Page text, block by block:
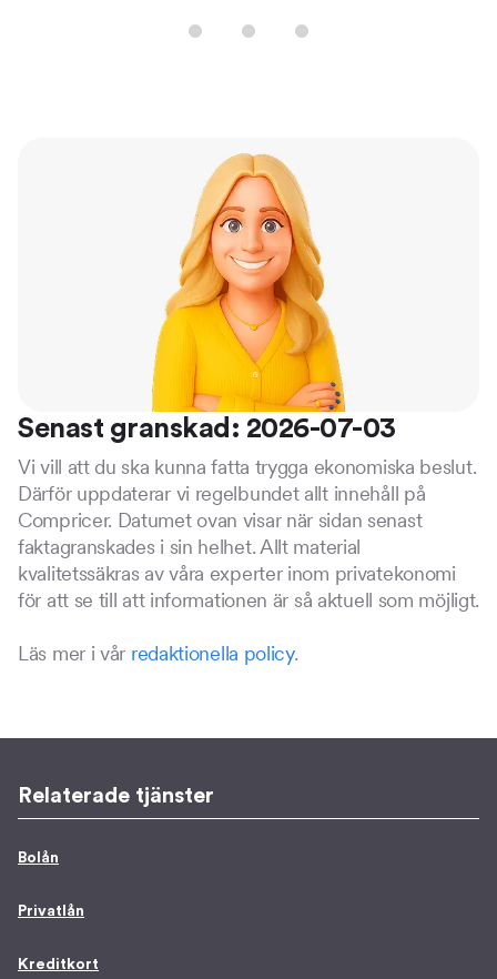
Senast granskad: 2026-07-03
Vi vill att du ska kunna fatta trygga ekonomiska beslut.
Därför uppdaterar vi regelbundet allt innehåll på
Compricer. Datumet ovan visar när sidan senast
faktagranskades i sin helhet. Allt material
kvalitetssäkras av våra experter inom privatekonomi
för att se till att informationen är så aktuell som möjligt.
Läs mer i vår redaktionella policy.
Relaterade tjänster
Bolån
Privatlån
Kreditkort